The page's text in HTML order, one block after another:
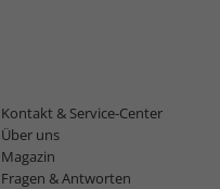
Kontakt & Service-Center
Über uns
Magazin
Fragen & Antworten